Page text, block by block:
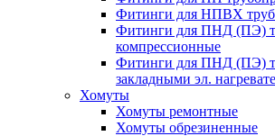
Фитинги для НПВХ
Фитинги для ПНД (ПЭ)
компрессионные
Фитинги для ПНД (ПЭ)
закладными эл.
Хомуты
Хомуты ремонтные
Хомуты обрезиненные